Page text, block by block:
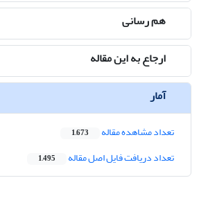
هم رسانی
ارجاع به این مقاله
آمار
تعداد مشاهده مقاله 1,673
تعداد دریافت فایل اصل مقاله 1,495